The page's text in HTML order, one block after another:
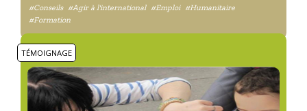
#Conseils #Agir à l'international #Emploi #Humanitaire
#Formation
TÉMOIGNAGE